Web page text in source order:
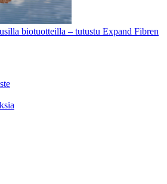
biotuotteilla – tutustu Expand Fibren